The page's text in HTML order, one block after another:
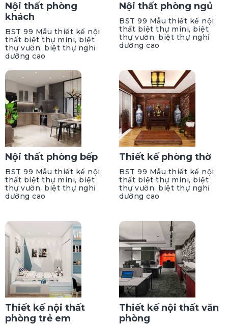
Nội thất phòng
khách
BST 99 Mẫu thiết kế nội
thất biệt thự mini, biệt
thự vườn, biệt thự nghỉ
dưỡng cao
Nội thất phòng ngủ
BST 99 Mẫu thiết kế nội
thất biệt thự mini, biệt
thự vườn, biệt thự nghỉ
dưỡng cao
Nội thất phòng bếp
BST 99 Mẫu thiết kế nội
thất biệt thự mini, biệt
thự vườn, biệt thự nghỉ
dưỡng cao
Thiết kế phòng thờ
BST 99 Mẫu thiết kế nội
thất biệt thự mini, biệt
thự vườn, biệt thự nghỉ
dưỡng cao
Thiết kế nội thất
phòng trẻ em
Thiết kế nội thất văn
phòng